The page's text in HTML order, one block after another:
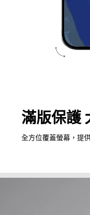
滿版保護
全方位覆蓋螢幕，提